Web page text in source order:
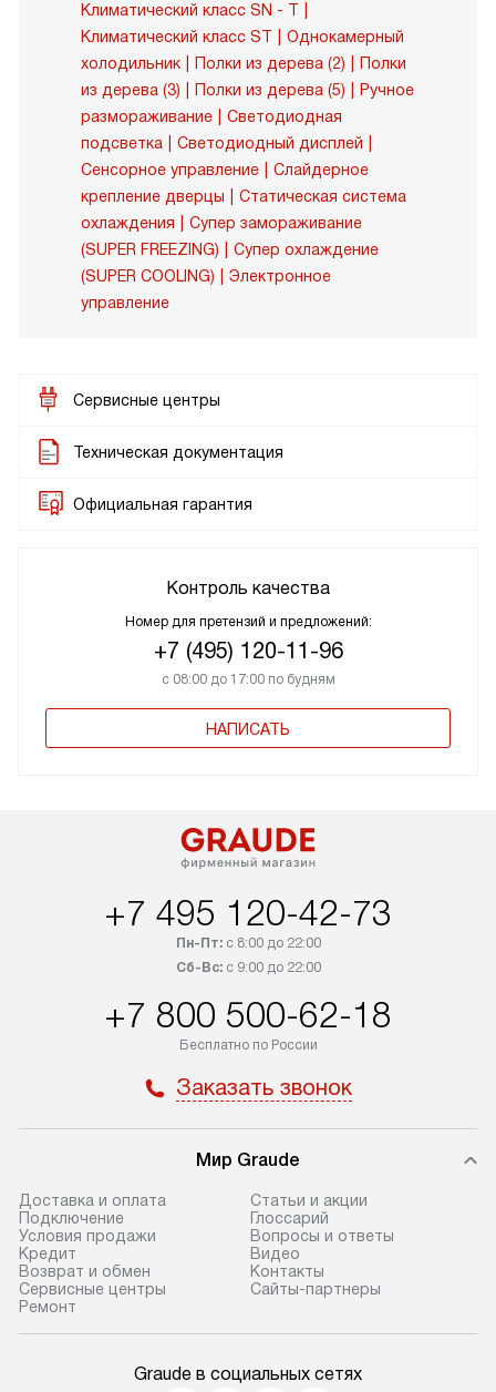
Климатический класс SN - T
Климатический класс ST
Однокамерный
холодильник
Полки из дерева (2)
Полки
из дерева (3)
Полки из дерева (5)
Ручное
размораживание
Светодиодная
подсветка
Светодиодный дисплей
Сенсорное управление
Слайдерное
крепление дверцы
Статическая система
охлаждения
Супер замораживание
(SUPER FREEZING)
Супер охлаждение
(SUPER COOLING)
Электронное
управление
Сервисные центры
Техническая документация
Официальная гарантия
Контроль качества
Номер для претензий и предложений:
+7 (495) 120-11-96
с 08:00 до 17:00 по будням
НАПИСАТЬ
+7 495 120-42-73
Пн-Пт:с 8:00 до 22:00
Сб-Вс:с 9:00 до 22:00
+7 800 500-62-18
Бесплатно по России
Заказать звонок
Мир Graude
Доставка и оплата
Подключение
Условия продажи
Кредит
Возврат и обмен
Сервисные центры
Ремонт
Статьи и акции
Глоссарий
Вопросы и ответы
Видео
Контакты
Сайты-партнеры
Graude в социальных сетях